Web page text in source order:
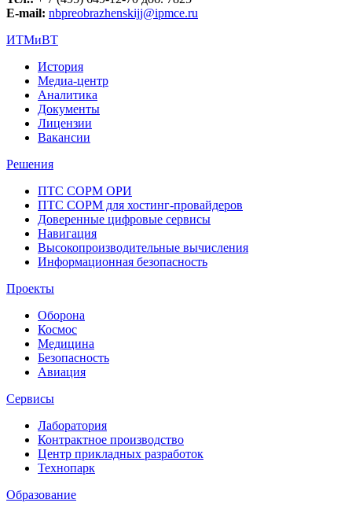
E-mail: nbpreobrazhenskijj@ipmce.ru
ИТМиВТ
История
Медиа-центр
Аналитика
Документы
Лицензии
Вакансии
Решения
ПТС СОРМ ОРИ
ПТС СОРМ для хостинг-провайдеров
Доверенные цифровые сервисы
Навигация
Высокопроизводительные вычисления
Информационная безопасность
Проекты
Оборона
Космос
Медицина
Безопасность
Авиация
Сервисы
Лаборатория
Контрактное производство
Центр прикладных разработок
Технопарк
Образование